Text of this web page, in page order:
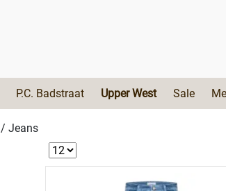
P.C. Badstraat Upper West Sale
/ Jeans